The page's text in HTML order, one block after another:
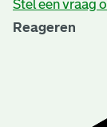
Stel een vraag
Reageren